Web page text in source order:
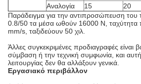
Αναλογία
15
20
Παράδειγμα για την αντιπροσώπευση
0.8/50 τα μέσα ωθούν 16000 Ν,
mm/s, ταξιδεύουν 50 χιλ.
Άλλες συγκεκριμένες προδιαγραφές είναι
σύμβαση ή την τεχνική συμφωνία, και
λειτουργίας δεν θα αλλάξουν γενικά.
Εργασιακό περιβάλλον